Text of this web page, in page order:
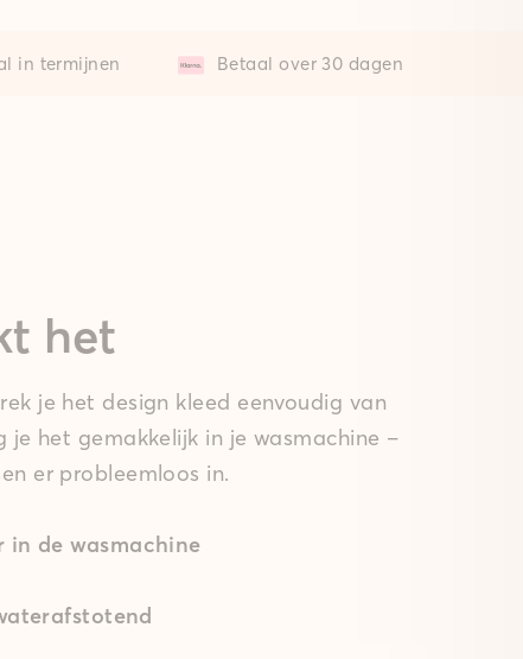
in termijnen Betaal over 30 dagen
het
je het design kleed eenvoudig van
je het gemakkelijk in je wasmachine –
er probleemloos in.
in de wasmachine